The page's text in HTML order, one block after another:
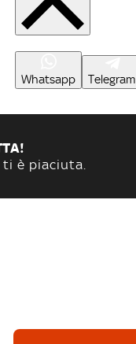
Whatsapp Telegram
è piaciuta.